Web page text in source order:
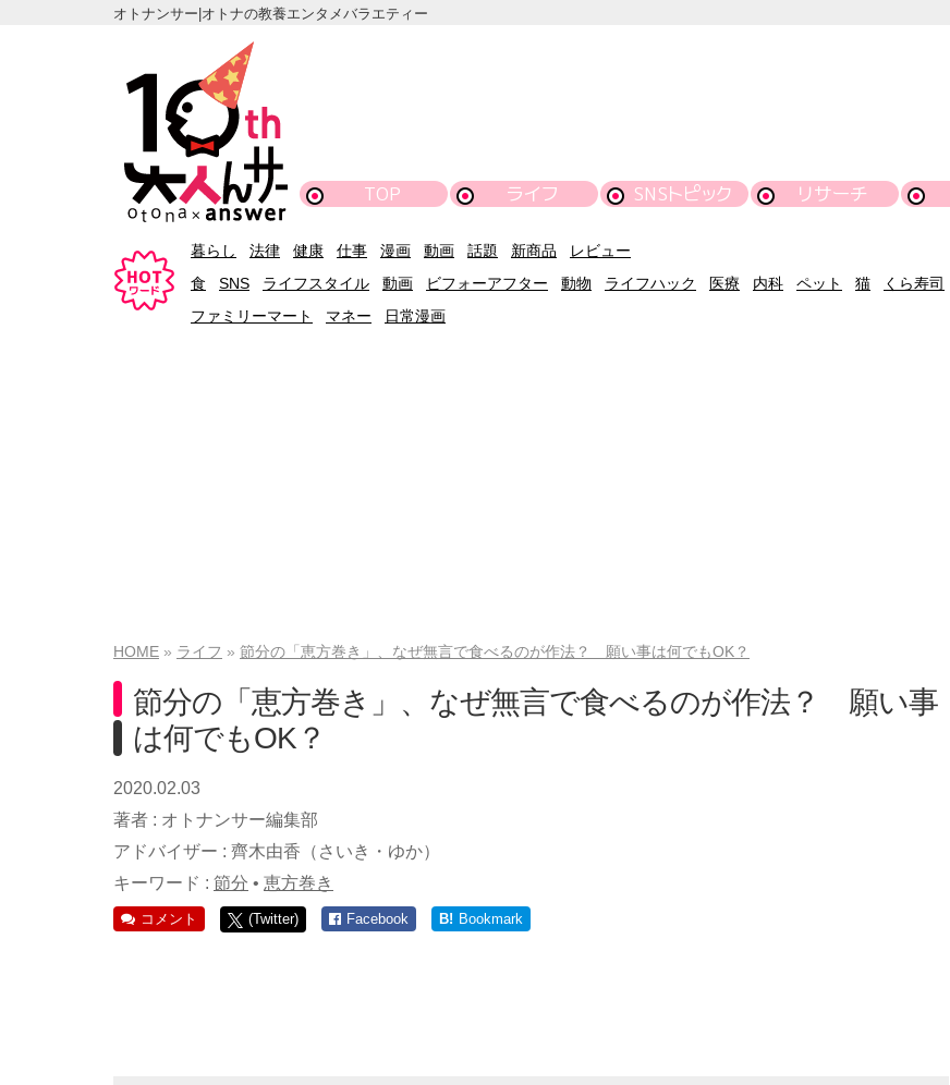
オトナンサー|オトナの教養エンタメバラエティー
TOP ライフ SNSトピック リサーチ
暮らし 法律 健康 仕事 漫画 動画 話題 新商品
レビュー
食
SNS ライフスタイル 動画 ビフォーアフター 動物 ライフハック 医療 内科 ペット 猫 くら寿司
ファミリーマート
マネー 日常漫画
HOME ライフ 節分の「恵方巻き」、なぜ無言で食べるのが作法？ 願い事は何でもOK？
節分の「恵方巻き」、なぜ無言で食べるのが作法？ 願い事
は何でもOK？
2020.02.03
著者 : オトナンサー編集部
アドバイザー : 齊木由香（さいき・ゆか）
キーワード : 節分 • 恵方巻き
コメント (Twitter) Facebook B! Bookmark